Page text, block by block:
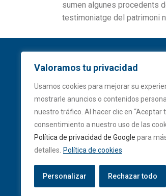
Valoramos tu privacidad
Usamos cookies para mejorar su
mostrarle anuncios o contenidos
nuestro tráfico. Al hacer clic en “Aceptar
consentimiento a nuestro uso de las
Política de privacidad de Google para
detalles.
Política de cookies
Personalizar Rechazar todo
sumen algunes procedents
testimoniatge del patrimoni
Saggas
Ampliació del port de Sagunt
Contradique Sur, s/n
Apartat de Correus, 136
46520 Sagunt (VALÈNCIA)
Tel. (+34) 962 699 077
Fax. (+34) 962 675 892
saggas@saggas.com